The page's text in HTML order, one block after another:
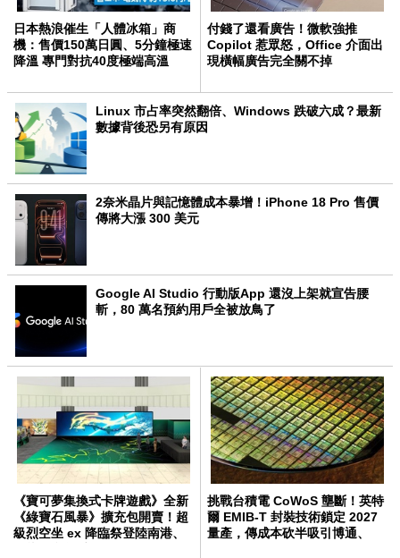
日本熱浪催生「人體冰箱」商
機：售價150萬日圓、5分鐘極速
降溫 專門對抗40度極端高溫
付錢了還看廣告！微軟強推
Copilot 惹眾怒，Office 介面出
現橫幅廣告完全關不掉
Linux 市占率突然翻倍、Windows 跌破六成？最新
數據背後恐另有原因
2奈米晶片與記憶體成本暴增！iPhone 18 Pro 售價
傳將大漲 300 美元
Google AI Studio 行動版App 還沒上架就宣告腰
斬，80 萬名預約用戶全被放鳥了
《寶可夢集換式卡牌遊戲》全新
《綠寶石風暴》擴充包開賣！超
級烈空坐 ex 降臨祭登陸南港、
挑戰台積電 CoWoS 壟斷！英特
爾 EMIB-T 封裝技術鎖定 2027
量產，傳成本砍半吸引博通、